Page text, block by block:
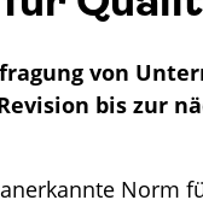
von
bis zur
Norm